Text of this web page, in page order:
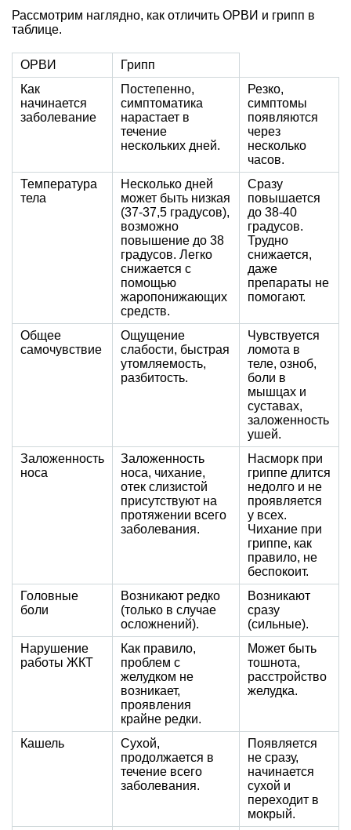
Рассмотрим наглядно, как отличить ОРВИ и грипп в
таблице.
ОРВИ
Грипп
Как
начинается
заболевание
Постепенно,
симптоматика
нарастает в
течение
нескольких дней.
Резко,
симптомы
появляются
через
несколько
часов.
Температура
тела
Несколько дней
может быть низкая
(37-37,5 градусов),
возможно
повышение до 38
градусов. Легко
снижается с
помощью
жаропонижающих
средств.
Сразу
повышается
до 38-40
градусов.
Трудно
снижается,
даже
препараты не
помогают.
Общее
самочувствие
Ощущение
слабости, быстрая
утомляемость,
разбитость.
Чувствуется
ломота в
теле, озноб,
боли в
мышцах и
суставах,
заложенность
ушей.
Заложенность
носа
Заложенность
носа, чихание,
отек слизистой
присутствуют на
протяжении всего
заболевания.
Насморк при
гриппе длится
недолго и не
проявляется
у всех.
Чихание при
гриппе, как
правило, не
беспокоит.
Головные
боли
Возникают редко
(только в случае
осложнений).
Возникают
сразу
(сильные).
Нарушение
работы ЖКТ
Как правило,
проблем с
желудком не
возникает,
проявления
крайне редки.
Может быть
тошнота,
расстройство
желудка.
Кашель
Сухой,
продолжается в
течение всего
заболевания.
Появляется
не сразу,
начинается
сухой и
переходит в
мокрый.